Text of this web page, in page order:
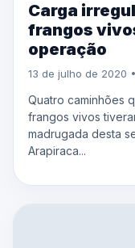
Carga
frangos
operação
13 de julho de 2020
Quatro caminhões
frangos vivos
madrugada desta
Arapiraca...